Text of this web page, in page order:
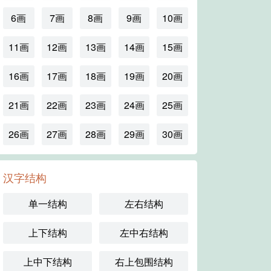
6画 7画 8画 9画 10画
11画 12画 13画 14画 15画
16画 17画 18画 19画 20画
21画 22画 23画 24画 25画
26画 27画 28画 29画 30画
汉字结构
单一结构 左右结构
上下结构 左中右结构
上中下结构 右上包围结构